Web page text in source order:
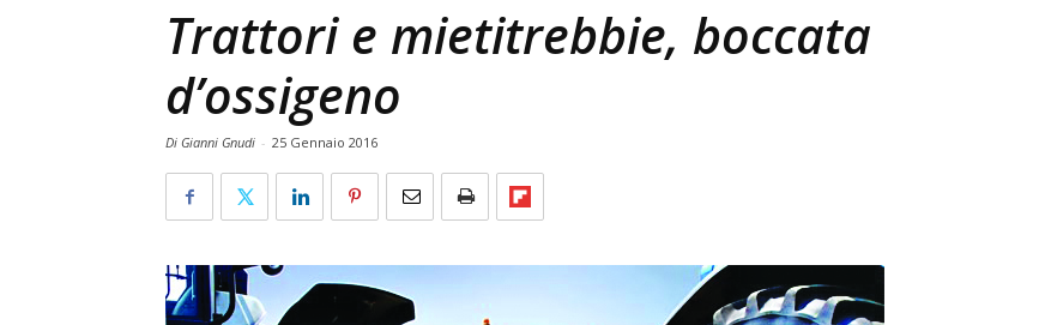
Trattori e mietitrebbie, boccata
d’ossigeno
Di Gianni Gnudi - 25 Gennaio 2016